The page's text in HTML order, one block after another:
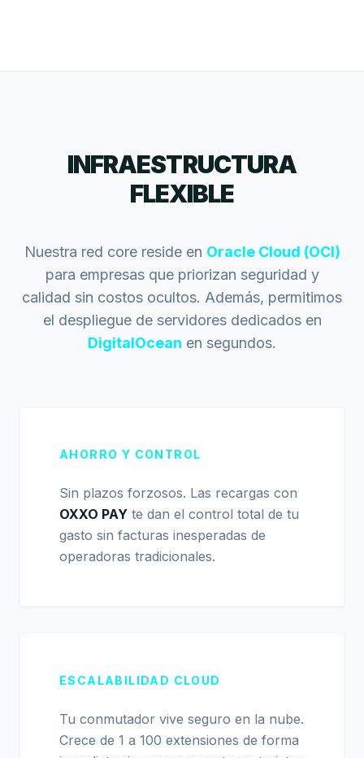
INFRAESTRUCTURA
FLEXIBLE
Nuestra red core reside en Oracle Cloud (OCI)
para empresas que priorizan seguridad y
calidad sin costos ocultos. Además, permitimos
el despliegue de servidores dedicados en
DigitalOcean en segundos.
AHORRO Y CONTROL
Sin plazos forzosos. Las recargas con
OXXO PAY te dan el control total de tu
gasto sin facturas inesperadas de
operadoras tradicionales.
ESCALABILIDAD CLOUD
Tu conmutador vive seguro en la nube.
Crece de 1 a 100 extensiones de forma